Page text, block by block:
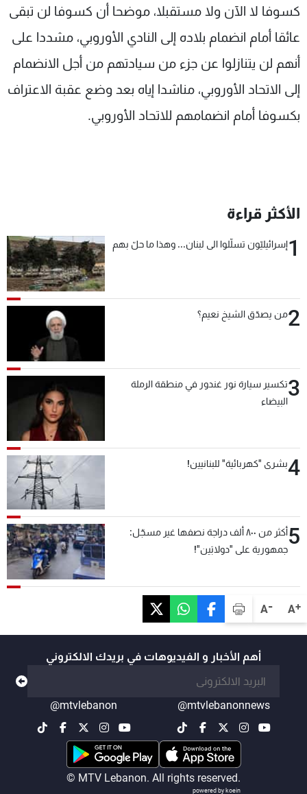
A+
A-
كسوفا لا الآن ولا مستقبلا، موضحا أن كسوفا لن تبقى
عائقا أمام انضمام بلاده إلى النادي الأوروبي، مشددا على
أنهم لن يتنازلوا عن جزء من سيادتهم من أجل الانضمام
إلى الاتحاد الأوروبي، مناشدا إياه بعد وضع عقبة الاعتراف
بكسوفا أمام انضمامهم للاتحاد الأوروبي.
الأكثر قراءة
1إسرائيليّون تسلّلوا الى لبنان... وهذا ما حلّ بهم
2من يصدّق الشيخ نعيم؟
3تكسير سيارة نور غندور في منطقة الرملة
البيضاء
4بشرى "كهربائية" للبنانيين!
5
أكثر من ٨٠٠ ألف دراجة نصفها غير مسجّل:
جمهورية على "دولابَين"!
أهم الأخبار و الفيديوهات في بريدك الالكتروني
@mtvlebanonnews
@mtvlebanon
© MTV Lebanon. All rights reserved.
powered by koein